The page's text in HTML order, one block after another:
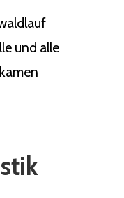
und alle